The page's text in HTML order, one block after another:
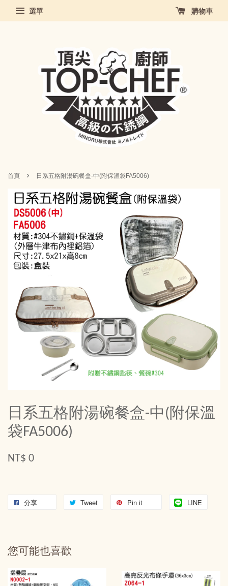
選單 購物車
首頁 › 日系五格附湯碗餐盒-中(附保溫袋FA5006)
日系五格附湯碗餐盒-中(附保溫
袋FA5006)
NT$ 0
分享 Tweet Pin it LINE
您可能也喜歡